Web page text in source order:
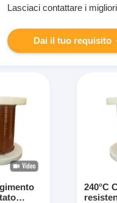
Lasciaci contattare i
Dai il tuo requisito
240°C